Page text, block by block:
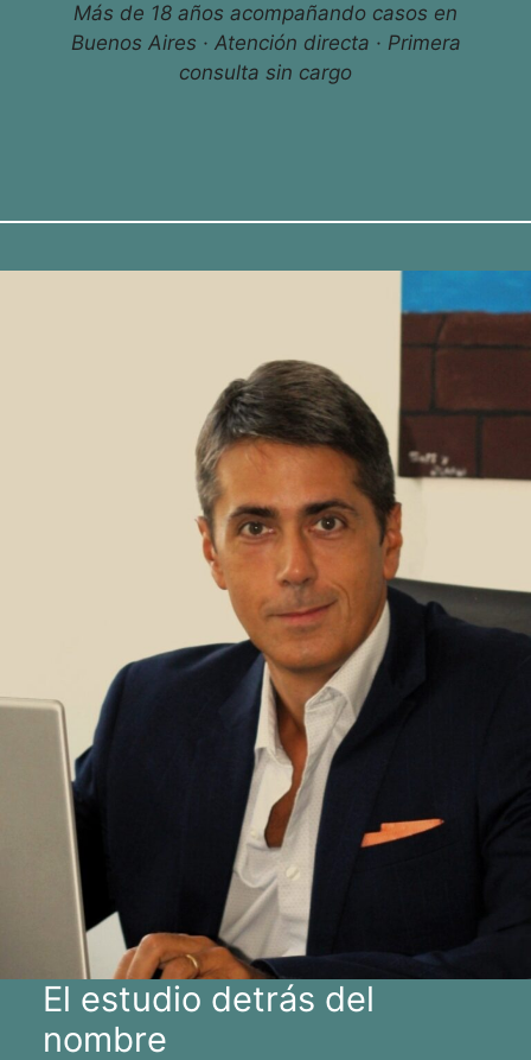
Más de 18 años acompañando casos en
Buenos Aires · Atención directa · Primera
consulta sin cargo
El estudio detrás del
nombre